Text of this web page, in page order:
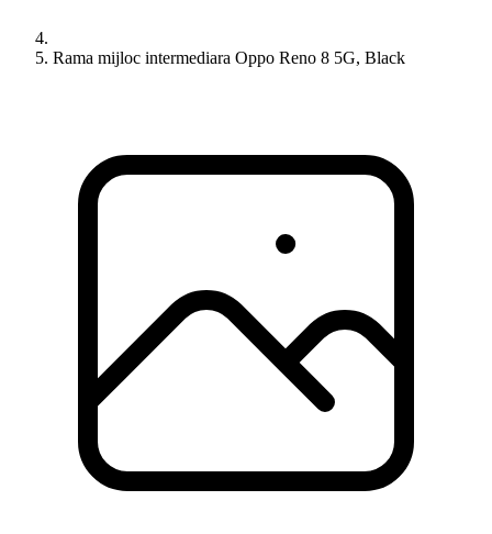
Rama mijloc intermediara Oppo Reno 8 5G, Black